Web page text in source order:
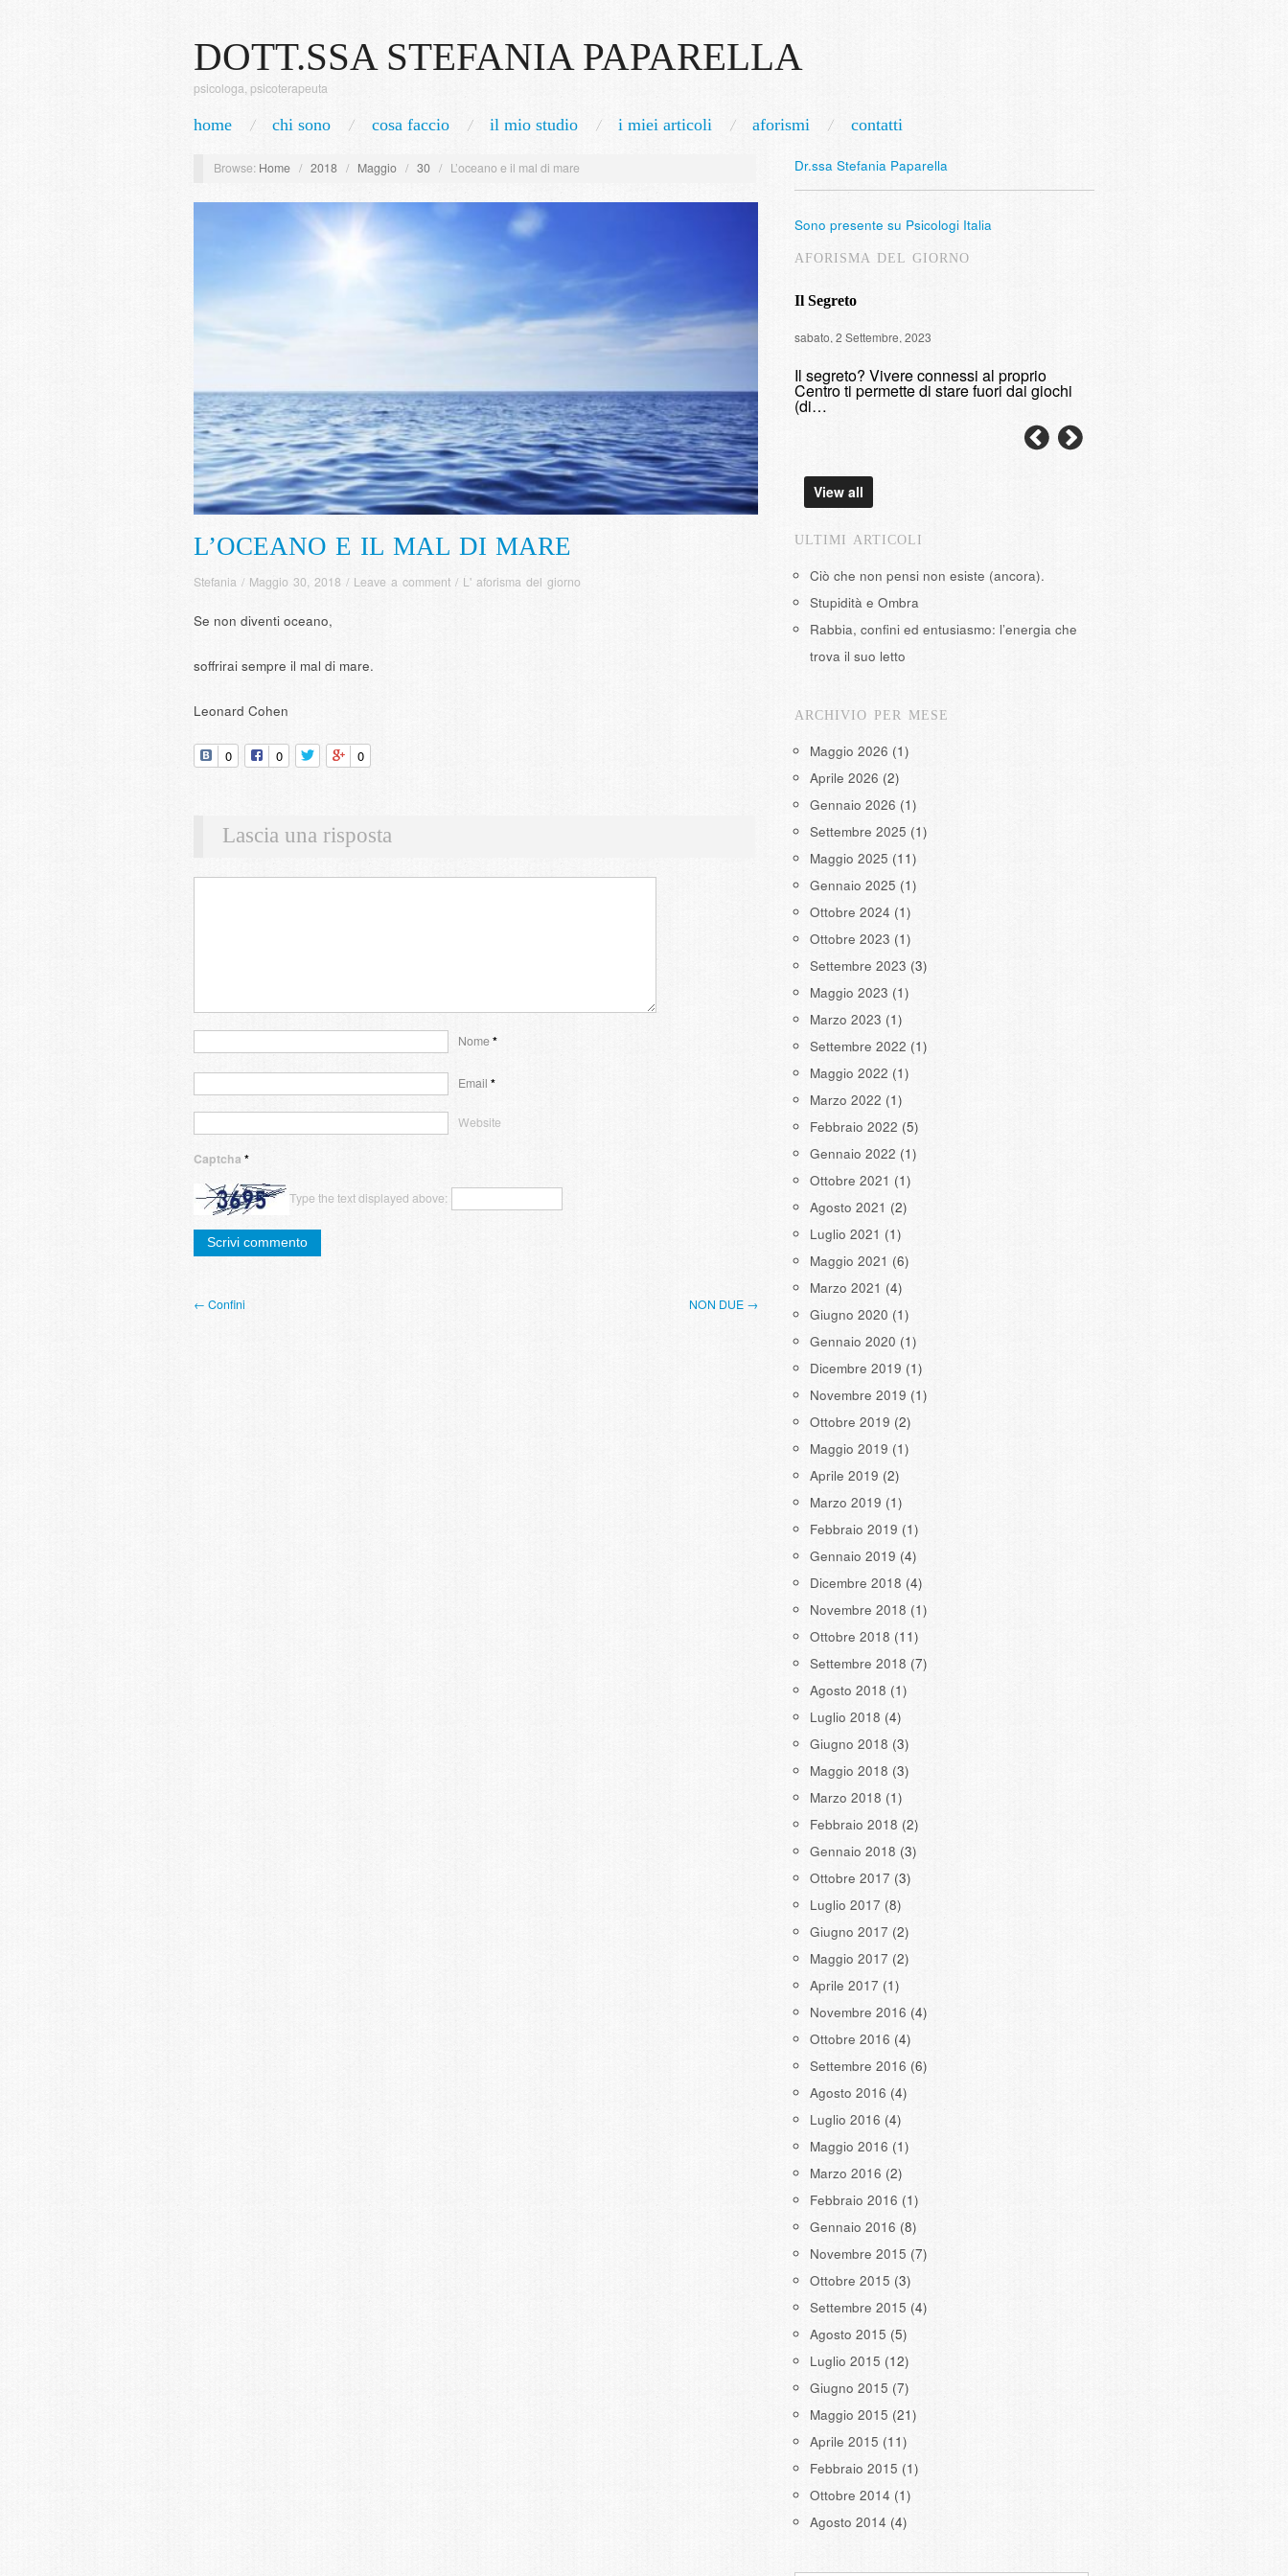
DOTT.SSA STEFANIA PAPARELLA
psicologa, psicoterapeuta
home chi sono cosa faccio il mio studio i miei articoli aforismi contatti
Browse: Home / 2018 / Maggio / 30 / L’oceano e il mal di mare
L’OCEANO E IL MAL DI MARE
Stefania / Maggio 30, 2018 / Leave a comment / L' aforisma del giorno
Se non diventi oceano,
soffrirai sempre il mal di mare.
Leonard Cohen
0 0 0
Lascia una risposta
Nome*
Email *
Website
Captcha *
Type the text displayed above:
← Confini NON DUE →
Dr.ssa Stefania Paparella
Sono presente su Psicologi Italia
AFORISMA DEL GIORNO
Il Segreto
sabato, 2 Settembre, 2023
Il segreto? Vivere connessi al proprio
Centro ti permette di stare fuori dai giochi
(di…
View all
ULTIMI ARTICOLI
Ciò che non pensi non esiste (ancora).
Stupidità e Ombra
Rabbia, confini ed entusiasmo: l’energia che
trova il suo letto
ARCHIVIO PER MESE
Maggio 2026 (1)
Aprile 2026 (2)
Gennaio 2026 (1)
Settembre 2025 (1)
Maggio 2025 (11)
Gennaio 2025 (1)
Ottobre 2024 (1)
Ottobre 2023 (1)
Settembre 2023 (3)
Maggio 2023 (1)
Marzo 2023 (1)
Settembre 2022 (1)
Maggio 2022 (1)
Marzo 2022 (1)
Febbraio 2022 (5)
Gennaio 2022 (1)
Ottobre 2021 (1)
Agosto 2021 (2)
Luglio 2021 (1)
Maggio 2021 (6)
Marzo 2021 (4)
Giugno 2020 (1)
Gennaio 2020 (1)
Dicembre 2019 (1)
Novembre 2019 (1)
Ottobre 2019 (2)
Maggio 2019 (1)
Aprile 2019 (2)
Marzo 2019 (1)
Febbraio 2019 (1)
Gennaio 2019 (4)
Dicembre 2018 (4)
Novembre 2018 (1)
Ottobre 2018 (11)
Settembre 2018 (7)
Agosto 2018 (1)
Luglio 2018 (4)
Giugno 2018 (3)
Maggio 2018 (3)
Marzo 2018 (1)
Febbraio 2018 (2)
Gennaio 2018 (3)
Ottobre 2017 (3)
Luglio 2017 (8)
Giugno 2017 (2)
Maggio 2017 (2)
Aprile 2017 (1)
Novembre 2016 (4)
Ottobre 2016 (4)
Settembre 2016 (6)
Agosto 2016 (4)
Luglio 2016 (4)
Maggio 2016 (1)
Marzo 2016 (2)
Febbraio 2016 (1)
Gennaio 2016 (8)
Novembre 2015 (7)
Ottobre 2015 (3)
Settembre 2015 (4)
Agosto 2015 (5)
Luglio 2015 (12)
Giugno 2015 (7)
Maggio 2015 (21)
Aprile 2015 (11)
Febbraio 2015 (1)
Ottobre 2014 (1)
Agosto 2014 (4)